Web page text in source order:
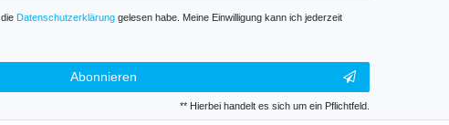
Daten­schutz­erklärunggelesen habe. Meine Einwilligung kann ich jederzeit
Abonnieren
** Hierbei handelt es sich um ein Pflichtfeld.